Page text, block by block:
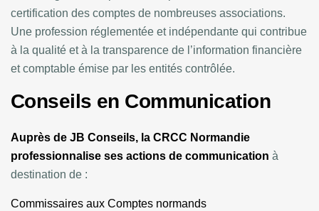
certification des comptes de nombreuses associations.
Une profession réglementée et indépendante qui contribue
à la qualité et à la transparence de l’information financière
et comptable émise par les entités contrôlée.
Conseils en Communication
Auprès de JB Conseils, la CRCC Normandie
professionnalise ses actions de communication à
destination de :
Commissaires aux Comptes normands